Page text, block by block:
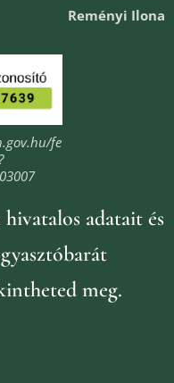
Reményi Ilona
fe
hivatalos adatait és
meg.